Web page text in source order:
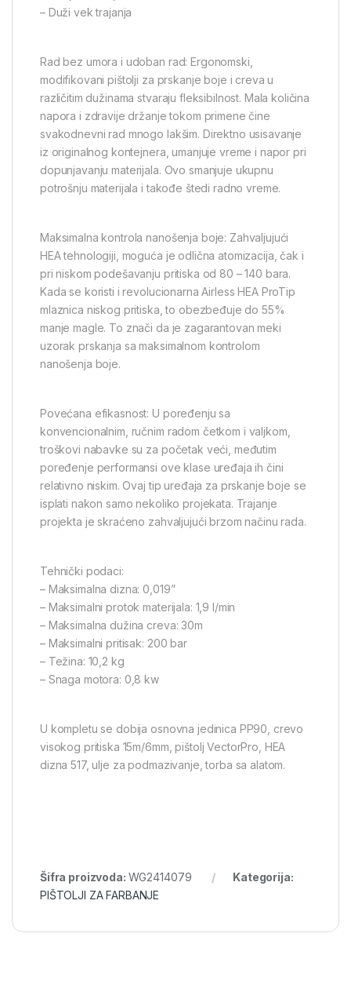
– Duži vek trajanja
Rad bez umora i udoban rad: Ergonomski,
modifikovani pištolji za prskanje boje i creva u
različitim dužinama stvaraju fleksibilnost. Mala količina
napora i zdravije držanje tokom primene čine
svakodnevni rad mnogo lakšim. Direktno usisavanje
iz originalnog kontejnera, umanjuje vreme i napor pri
dopunjavanju materijala. Ovo smanjuje ukupnu
potrošnju materijala i takođe štedi radno vreme.
Maksimalna kontrola nanošenja boje: Zahvaljujući
HEA tehnologiji, moguća je odlična atomizacija, čak i
pri niskom podešavanju pritiska od 80 – 140 bara.
Kada se koristi i revolucionarna Airless HEA ProTip
mlaznica niskog pritiska, to obezbeđuje do 55%
manje magle. To znači da je zagarantovan meki
uzorak prskanja sa maksimalnom kontrolom
nanošenja boje.
Povećana efikasnost: U poređenju sa
konvencionalnim, ručnim radom četkom i valjkom,
troškovi nabavke su za početak veći, međutim
poređenje performansi ove klase uređaja ih čini
relativno niskim. Ovaj tip uređaja za prskanje boje se
isplati nakon samo nekoliko projekata. Trajanje
projekta je skraćeno zahvaljujući brzom načinu rada.
Tehnički podaci:
– Maksimalna dizna: 0,019”
– Maksimalni protok materijala: 1,9 l/min
– Maksimalna dužina creva: 30m
– Maksimalni pritisak: 200 bar
– Težina: 10,2 kg
– Snaga motora: 0,8 kw
U kompletu se dobija osnovna jedinica PP90, crevo
visokog pritiska 15m/6mm, pištolj VectorPro, HEA
dizna 517, ulje za podmazivanje, torba sa alatom.
Šifra proizvoda: WG2414079
Kategorija:
PIŠTOLJI ZA FARBANJE